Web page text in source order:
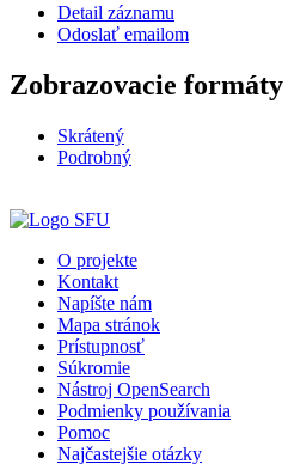
Detail záznamu
Odoslať emailom
Zobrazovacie formáty
Skrátený
Podrobný
O projekte
Kontakt
Napíšte nám
Mapa stránok
Prístupnosť
Súkromie
Nástroj OpenSearch
Podmienky používania
Pomoc
Najčastejšie otázky